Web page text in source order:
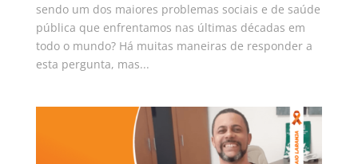
sendo um dos maiores problemas sociais e de saúde
pública que enfrentamos nas últimas décadas em
todo o mundo? Há muitas maneiras de responder a
esta pergunta, mas...